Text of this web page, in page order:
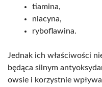
tiamina,
niacyna,
ryboflawina.
Jednak ich właściwości
będąca silnym
owsie i korzystnie